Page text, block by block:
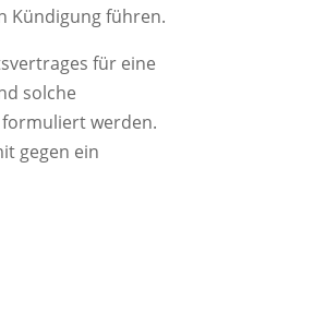
Kündigung führen.
für eine
solche
werden.
gegen ein